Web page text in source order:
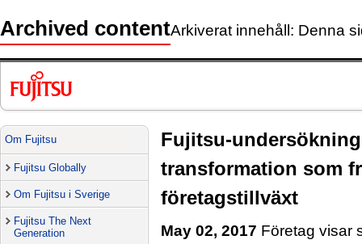
Archived contentArkiverat innehåll: Denna
Om Fujitsu
Fujitsu Globally
Om Fujitsu i Sverige
Fujitsu The Next
Generation
Fujitsu-
transformation som
företagstillväxt
May 02, 2017 Företag visar